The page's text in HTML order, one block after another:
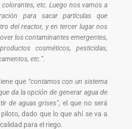
etc. Luego nos vamos a
para sacar partículas que
del reactor, y en tercer lugar nos
los contaminantes emergentes,
cosméticos, pesticidas,
etc.”.
que “contamos con un sistema
da la opción de generar agua de
de aguas grises”, el que no será
dado que lo que ahí se va a
para el riego.